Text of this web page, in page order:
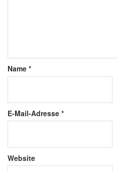
Name *
E-Mail-Adresse *
Website